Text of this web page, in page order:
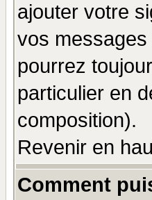
ajouter votre
vos
pourrez
particulier en
composition).
Revenir en
Comment